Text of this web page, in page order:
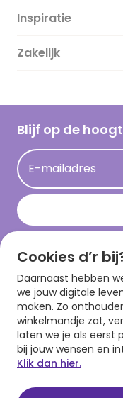
Over ons
Duurzaamheid
Hallmark Kaartclub
Acties
Persberichten
Hallmark en
Inspiratie
Magazine
Cadeau inspiratie
Kaartinspiratie
Zakelijk
Blijf op de
E-mailadres
Download onze
Cookies d’r
Daarnaast hebben
we jouw digitale
maken. Zo
winkelmandje zat,
laten we je als eerst
bij jouw wensen en
Klik dan hier.